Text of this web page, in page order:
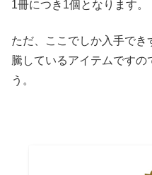
1冊につき1個となります。
ただ、ここでしか入手で
騰しているアイテムですの
う。